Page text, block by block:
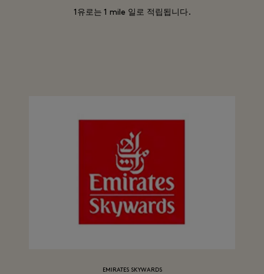
1유로는 1 mile 일로 적립됩니다.
EMIRATES SKYWARDS